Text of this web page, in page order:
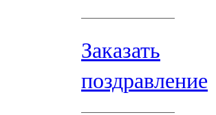
Заказать
поздравление